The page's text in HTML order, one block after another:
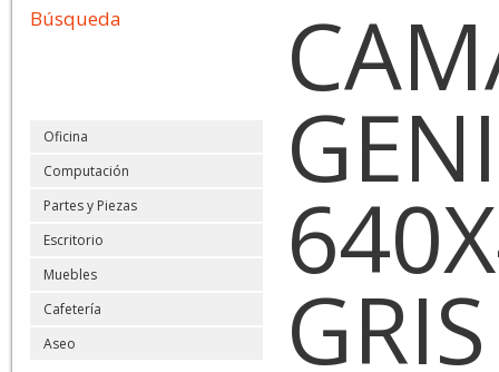
Búsqueda
Oficina
Computación
Partes y Piezas
Escritorio
Muebles
Cafetería
Aseo
GRIS